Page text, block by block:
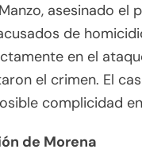
asesinado el
de
en el
el crimen. El
complicidad
de Morena